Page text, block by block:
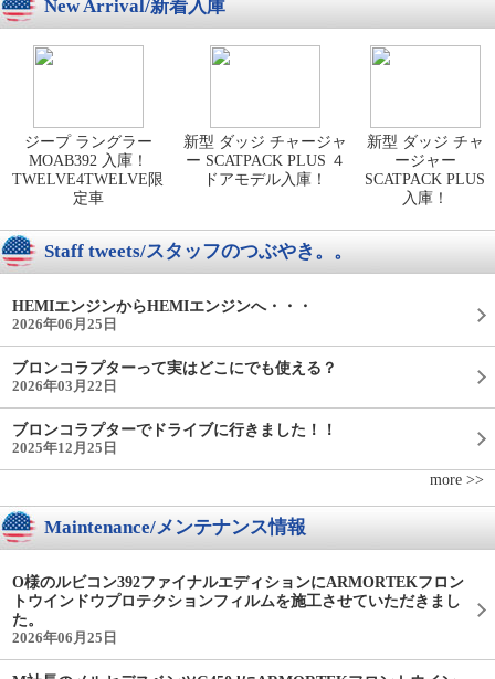
New Arrival/新着入庫
ジープ ラングラー
MOAB392 入庫！
TWELVE4TWELVE限
定車
新型 ダッジ チャージャ
ー SCATPACK PLUS ４
ドアモデル入庫！
新型 ダッジ チャ
ージャー
SCATPACK PLUS
入庫！
Staff tweets/スタッフのつぶやき。。
HEMIエンジンからHEMIエンジンへ・・・
2026年06月25日
ブロンコラプターって実はどこにでも使える？
2026年03月22日
ブロンコラプターでドライブに行きました！！
2025年12月25日
more >>
Maintenance/メンテナンス情報
O様のルビコン392ファイナルエディションにARMORTEKフロン
トウインドウプロテクションフィルムを施工させていただきまし
た。
2026年06月25日